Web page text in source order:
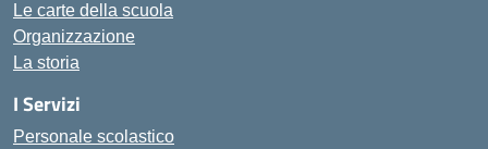
Le carte della scuola
Organizzazione
La storia
I Servizi
Personale scolastico